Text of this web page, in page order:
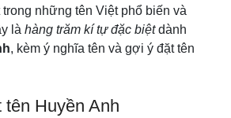
trong những tên Việt phổ biến và
là hàng trăm kí tự đặc biệtdành
, kèm ý nghĩa tên và gợi ý đặt tên
Huyền Anh